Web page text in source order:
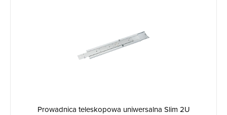
Prowadnica teleskopowa uniwersalna Slim 2U